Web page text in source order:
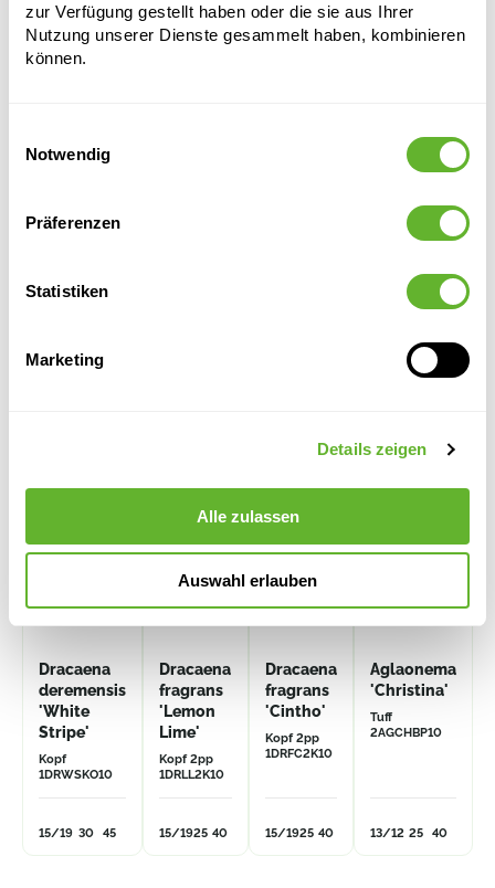
zur Verfügung gestellt haben oder die sie aus Ihrer
Nutzung unserer Dienste gesammelt haben, kombinieren
können.
Notwendig
Präferenzen
Statistiken
Marketing
Details zeigen
Alle zulassen
Auswahl erlauben
Dracaena deremensis 'Warneckei'
Kopf 2pp
Alternative Produkte
Dracaena
deremensis
'White
Stripe'
Kopf
1DRWSKO10
15/19 30 45
Dracaena
fragrans
'Lemon
Lime'
Kopf 2pp
1DRLL2K10
15/1925 40
Dracaena
fragrans
'Cintho'
Kopf 2pp
1DRFC2K10
15/1925 40
Aglaonema
'Christina'
Tuff
2AGCHBP10
13/12 25 40